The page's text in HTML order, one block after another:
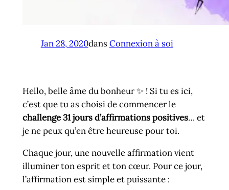
Jan 28, 2020dans Connexion à soi
Hello, belle âme du bonheur ✨ ! Si tu es ici,
c’est que tu as choisi de commencer le
challenge 31 jours d’affirmations positives… et
je ne peux qu’en être heureuse pour toi.
Chaque jour, une nouvelle affirmation vient
illuminer ton esprit et ton cœur. Pour ce jour,
l’affirmation est simple et puissante :